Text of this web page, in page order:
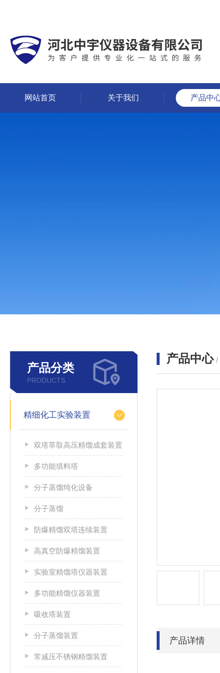
网站首页 关于我们 产品中
产品分类
PRODUCTS
精细化工实验装置
双塔萃取高压精馏成套装置
多功能填料塔
分子蒸馏纯化设备
分子蒸馏
防爆精馏双塔连续装置
高真空防爆精馏装置
实验室精馏塔仪器装置
多功能精馏仪器装置
吸收塔装置
分子蒸馏装置
常减压不锈钢精馏装置
产品中心 /
产品详情